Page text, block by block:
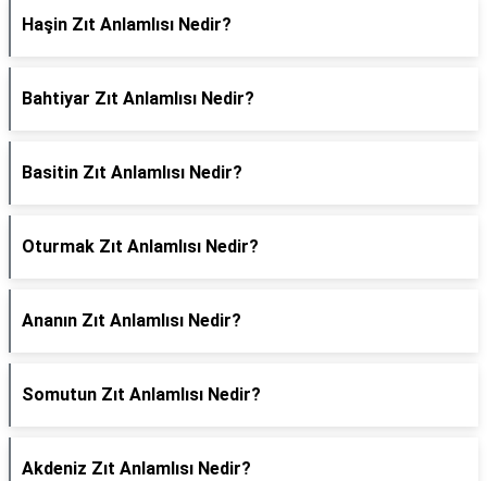
Haşin Zıt Anlamlısı Nedir?
Bahtiyar Zıt Anlamlısı Nedir?
Basitin Zıt Anlamlısı Nedir?
Oturmak Zıt Anlamlısı Nedir?
Ananın Zıt Anlamlısı Nedir?
Somutun Zıt Anlamlısı Nedir?
Akdeniz Zıt Anlamlısı Nedir?